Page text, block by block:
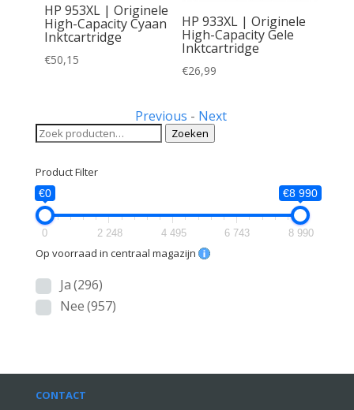
HP 953XL | Originele
High-Capacity Cyaan
Inktcartridge
€50,15
HP 933XL | Originele
High-Capacity Gele
Inktcartridge
€26,99
Previous - Next
Zoeken
naar:
Zoeken
Product Filter
€0 €8 990
0 2 248 4 495 6 743 8 990
Op voorraad in centraal magazijn
Ja(296)
Nee(957)
CONTACT